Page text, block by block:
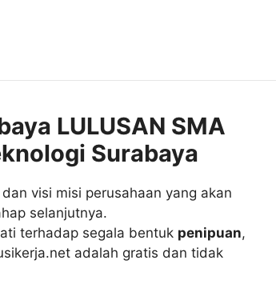
LULUSAN SMA
Surabaya
visi misi perusahaan yang akan
selanjutnya.
terhadap segala bentuk penipuan,
adalah gratis dan tidak